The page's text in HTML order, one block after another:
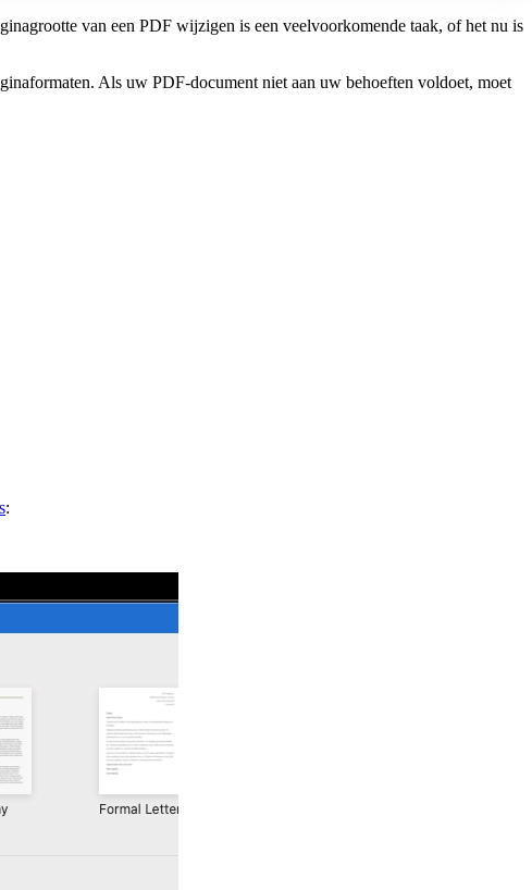
van een PDF wijzigen is een veelvoorkomende taak, of het nu is
Als uw PDF-document niet aan uw behoeften voldoet, moet
: